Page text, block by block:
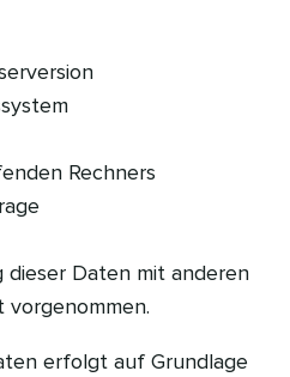
Rechners
dieser Daten mit anderen
erfolgt auf Grundlage